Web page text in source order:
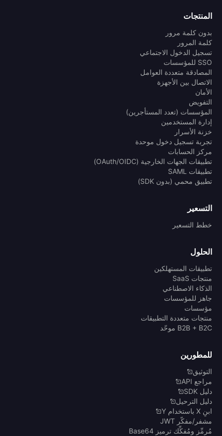
المنتجات
بدون كلمة مرور
كلمة المرور
تسجيل الدخول الاجتماعي
SSO للمؤسسات
المصادقة متعددة العوامل
الاتصال بين الأجهزة
الأمان
التفويض
المؤسسات (تعدد المستأجرين)
إدارة المستخدمين
خزنة الأسرار
تجربة تسجيل دخول موحدة
مركز الحسابات
تطبيقات الجهات الخارجية (OAuth/OIDC)
تطبيقات SAML
تطبيق محمي (بدون SDK)
التسعير
خطط التسعير
الحلول
تطبيقات المستهلكين
منتجات SaaS
الذكاء الاصطناعي
جاهز للمؤسسات
مؤسسات
منتجات متعددة التطبيقات
B2B + B2C موحّد
للمطورين
التوثيق
مراجع API
دليل SDK
دليل الترحيل
ابنِ X باستخدام Y
مشفر/مفكّر JWT
مُرمِّز ومُفكِّك ترميز Base64